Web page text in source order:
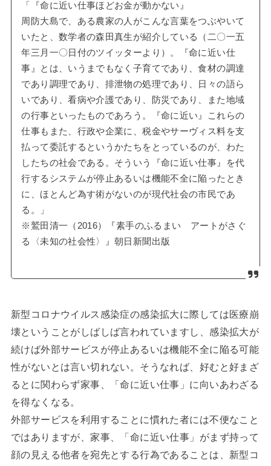
「『命に近い仕事ほどお金が動かない』
周防大島で、ある農家の人がこんな言葉をつぶやいて
いたと、数学者の森田真生が紹介している（二〇一五
年三月一〇日付のツイッターより）。『命に近い仕
事』とは、いうまでもなく子育てであり、食材の調達
であり調理であり、排泄物の処理であり、日々の語ら
いであり、看病や介護であり、防災であり、また地域
の行事といったものであろう。『命に近い』これらの
仕事もまた、行政や企業に、税金やサーヴィス料を支
払って委託するというかたちをとっているのが、わた
したちの社会である。そういう『命に近い仕事』を代
行するシステムが停止あるいは機能不全に陥ったとき
に、ほとんど為す術がないのが現代社会の市民であ
る。」
※鷲田清一（2016）『素手のふるまい アートがさぐ
る〈未知の社会性〉』朝日新聞出版
新型コロナウイルス感染症の感染拡大に際しては医療崩
壊ということがしばしば言われていますし、感染拡大が
続けば外部サービスが停止あるいは機能不全に陥る可能
性がないとは言い切れない。そうなれば、好むと好まざ
るとに関わらず家事、「命に近い仕事」に向いあわざる
を得なくなる。
外部サービスを利用することに慣れた者には不便なこと
ではありますが、家事、「命に近い仕事」がまず持って
顔の見える他者を宛先とする行為であることは、新型コ